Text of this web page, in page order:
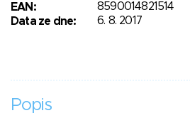
EAN:
8590014821514
Data ze dne:
6. 8. 2017
Popis